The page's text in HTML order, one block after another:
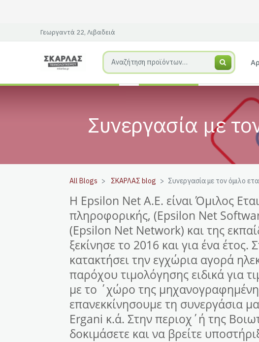
Γεωργαντά 22, Λιβαδειά
Συνεργασία με
All Blogs ΣΚΑΡΛΑΣ blog Συνεργασία με τον όμιλο
Η Epsilon Net A.E. είναι Όμιλος
πληροφορικής, (Epsilon Net
(Epsilon Net Network) και της
ξεκίνησε το 2016 και για ένα
κατακτήσει την εγχώρια αγορά
παρόχου τιμολόγησης ειδικά για
με το ΄χώρο της
επανεκκίνησουμε τη συνεργάσια
Ergani κ.ά. Στην περιοχ΄ή της
δοκιμάσετε και να βρείτε